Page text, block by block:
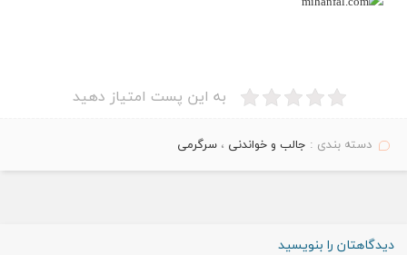
به این پست امتیاز دهید
دسته بندی : جالب و خواندنی ،سرگرمی
دیدگاهتان را بنویسید